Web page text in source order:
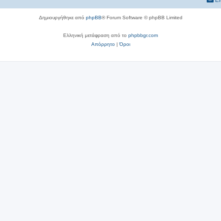
Δημιουργήθηκε από phpBB® Forum Software © phpBB Limited
Ελληνική μετάφραση από το phpbbgr.com
Απόρρητο|Όροι